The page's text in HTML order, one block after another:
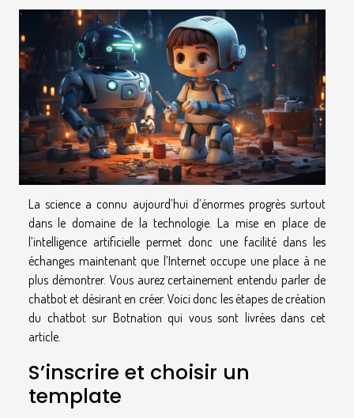
La science a connu aujourd’hui d’énormes progrès surtout
dans le domaine de la technologie. La mise en place de
l’intelligence artificielle permet donc une facilité dans les
échanges maintenant que l’Internet occupe une place à ne
plus démontrer. Vous aurez certainement entendu parler de
chatbot et désirant en créer. Voici donc les étapes de création
du chatbot sur Botnation qui vous sont livrées dans cet
article.
S’inscrire et choisir un
template